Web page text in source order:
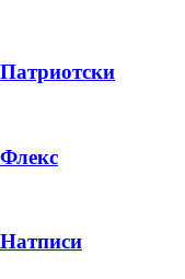
Патриотски
Флекс
Натписи